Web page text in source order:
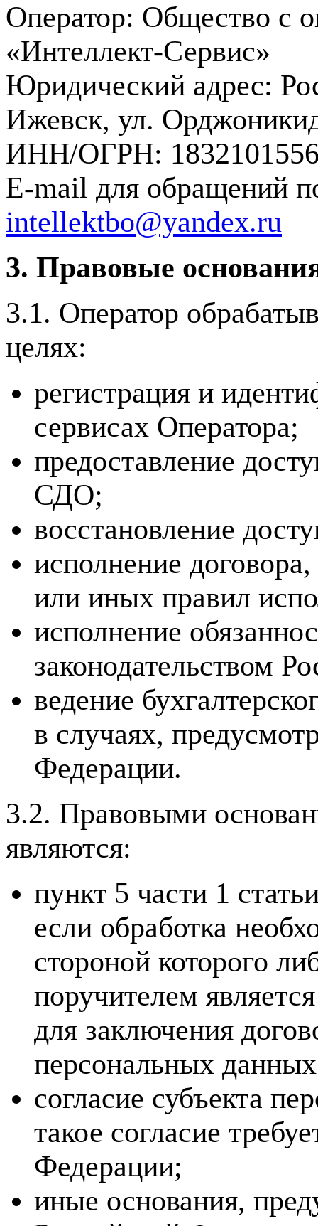
Оператор: Общество с
«Интеллект-Сервис»
Юридический адрес:
Ижевск, ул.
ИНН/ОГРН: 1832101556
E-mail для обращений
intellektbo@yandex.ru
3. Правовые
3.1. Оператор
целях:
регистрация и
сервисах Оператора;
предоставление
СДО;
восстановление
исполнение
или иных правил
исполнение
законодательством
ведение
в случаях,
Федерации.
3.2. Правовыми
являются:
пункт 5 части 1
если обработка
стороной которого
поручителем
для заключения
персональных
согласие субъекта
такое согласие
Федерации;
иные основания,